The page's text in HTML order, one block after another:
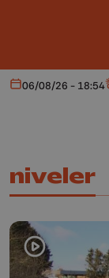
Aujourd'hui
06/08/26 - 18:54
niveler